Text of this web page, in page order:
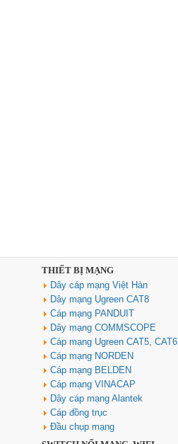
THIẾT BỊ MẠNG
Dây cáp mạng Việt Hàn
Dây mạng Ugreen CAT8
Cáp mạng PANDUIT
Dây mạng COMMSCOPE
Cáp mạng Ugreen CAT5, CAT6
Cáp mạng NORDEN
Cáp mạng BELDEN
Cáp mạng VINACAP
Dây cáp mạng Alantek
Cáp đồng trục
Đầu chụp mạng